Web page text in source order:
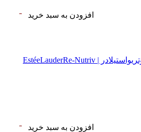
افزودن به سبد خرید
فوم شوینده آبرسان ری‌نوتریواستیلادر | EstéeLauderRe-Nutriv
افزودن به سبد خرید